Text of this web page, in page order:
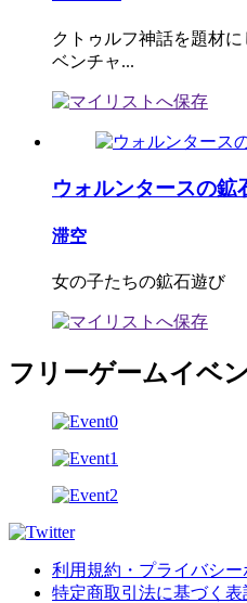
クトゥルフ神話を題材
ベンチャ...
ウォルンタースの鉱
滞空
女の子たちの鉱石遊び
フリーゲームイベ
利用規約・プライバシー
特定商取引法に基づく表